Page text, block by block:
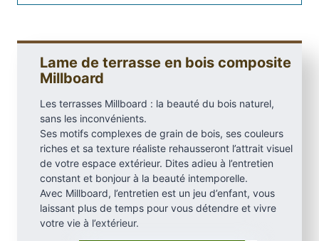
r
l
e
l
l
b
o
a
r
d
Lame de terrasse en bois composite
Millboard
Les terrasses Millboard : la beauté du bois naturel,
sans les inconvénients.
Ses motifs complexes de grain de bois, ses couleurs
riches et sa texture réaliste rehausseront l’attrait visuel
de votre espace extérieur. Dites adieu à l’entretien
constant et bonjour à la beauté intemporelle.
Avec Millboard, l’entretien est un jeu d’enfant, vous
laissant plus de temps pour vous détendre et vivre
votre vie à l’extérieur.